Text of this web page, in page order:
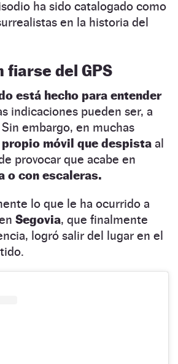
ha sido catalogado como
en la historia del
fiarse del GPS
está hecho para entender
indicaciones pueden ser, a
embargo, en muchas
móvil que despista al
provocar que acabe en
o con escaleras.
lo que le ha ocurrido a
Segovia, que finalmente
logró salir del lugar en el